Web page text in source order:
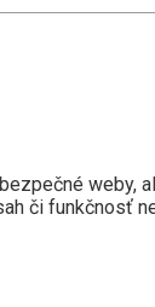
weby,
či funkčnosť